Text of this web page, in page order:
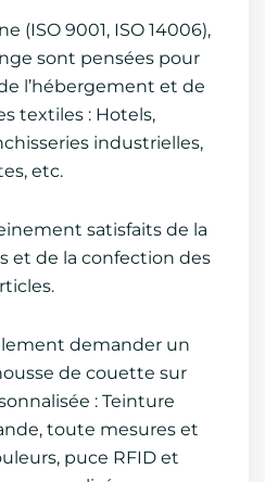
(ISO 9001, ISO 14006),
sont pensées pour
l’hébergement et de
textiles : Hotels,
industrielles,
etc.
satisfaits de la
et de la confection des
demander un
de couette sur
: Teinture
toute mesures et
puce RFID et